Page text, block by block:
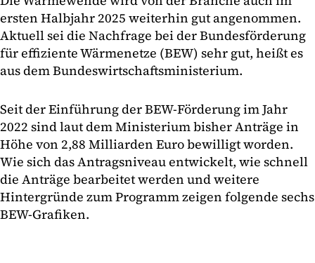
ersten Halbjahr 2025 weiterhin gut angenommen.
Aktuell sei die Nachfrage bei der Bundesförderung
für effiziente Wärmenetze (BEW) sehr gut, heißt es
aus dem Bundeswirtschaftsministerium.
Seit der Einführung der BEW-Förderung im Jahr
2022 sind laut dem Ministerium bisher Anträge in
Höhe von 2,88 Milliarden Euro bewilligt worden.
Wie sich das Antragsniveau entwickelt, wie schnell
die Anträge bearbeitet werden und weitere
Hintergründe zum Programm zeigen folgende sechs
BEW-Grafiken.